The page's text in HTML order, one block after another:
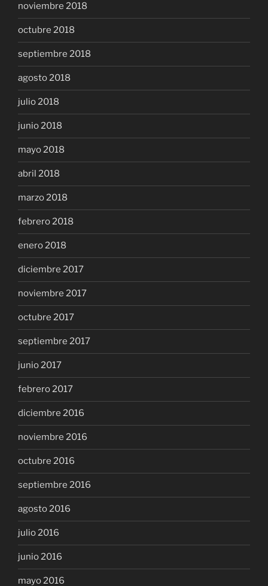
noviembre 2018
octubre 2018
septiembre 2018
agosto 2018
julio 2018
junio 2018
mayo 2018
abril 2018
marzo 2018
febrero 2018
enero 2018
diciembre 2017
noviembre 2017
octubre 2017
septiembre 2017
junio 2017
febrero 2017
diciembre 2016
noviembre 2016
octubre 2016
septiembre 2016
agosto 2016
julio 2016
junio 2016
mayo 2016